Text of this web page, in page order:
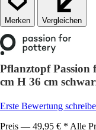
Vergleichen
Pflanztopf
cm H 36 cm
Erste Bewertung
Preis — 49,95 € * Alle